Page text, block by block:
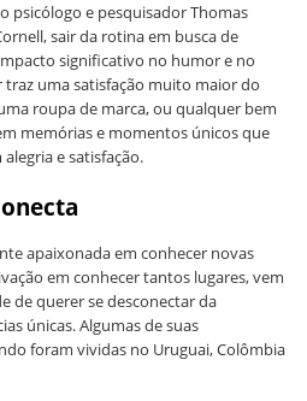
psicólogo e pesquisador Thomas
sair da rotina em busca de
significativo no humor e no
uma satisfação muito maior do
roupa de marca, ou qualquer bem
memórias e momentos únicos que
e satisfação.
apaixonada em conhecer novas
em conhecer tantos lugares, vem
de querer se desconectar da
únicas. Algumas de suas
foram vividas no Uruguai, Colômbia